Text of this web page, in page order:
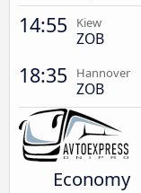
14:55 Kiew
ZOB
18:35 Hannover
ZOB
Economy